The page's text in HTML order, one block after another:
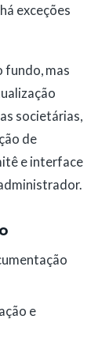
exceções
fundo, mas
societárias,
de
e interface
e